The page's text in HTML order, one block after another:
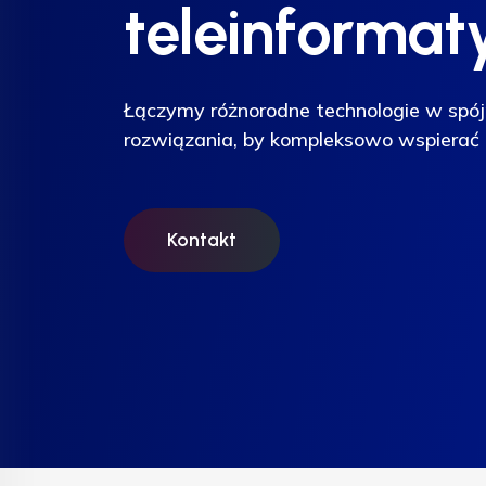
Łączymy różnorodne technologie w
rozwiązania, by kompleksowo
Kontakt
Łączymy różnorodne technologie w
rozwiązania, by kompleksowo
Kontakt
Łączymy różnorodne technologie w
rozwiązania, by kompleksowo
Kontakt